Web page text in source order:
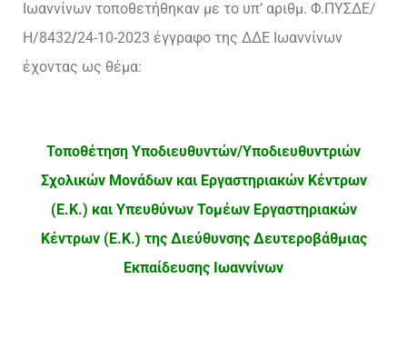
Ιωαννίνων τοποθετήθηκαν με το υπ’ αριθμ. Φ.ΠΥΣΔΕ/
Η/8432/24-10-2023 έγγραφο της ΔΔΕ Ιωαννίνων
έχοντας ως θέμα:
Τοποθέτηση Υποδιευθυντών/Υποδιευθυντριών
Σχολικών Μονάδων και Εργαστηριακών Κέντρων
(Ε.Κ.) και Υπευθύνων Τομέων Εργαστηριακών
Κέντρων (Ε.Κ.) της Διεύθυνσης Δευτεροβάθμιας
Εκπαίδευσης Ιωαννίνων